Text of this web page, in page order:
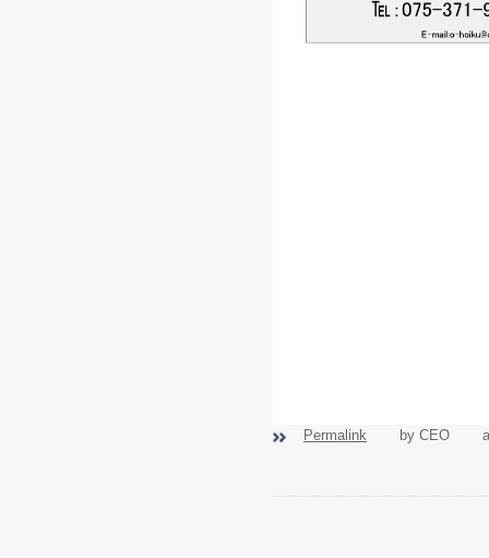
Permalink by CEO